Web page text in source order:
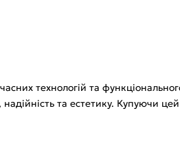
технологій та
та естетику. Купуючи